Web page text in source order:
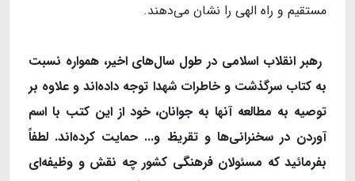
مستقیم و راه الهی را نشان می‌دهند.
رهبر انقلاب اسلامی در طول سالهای اخیر، همواره نسبت
به کتاب سرگذشت و خاطرات شهدا توجه دادهاند و علاوه بر
توصیه به مطالعه آنها به جوانان، خود از این کتب با اسم
آوردن در سخنرانیها و تقریظ و... حمایت کردهاند. لطفاً
بفرمائید که مسئولان فرهنگی کشور چه نقش و وظیفهای